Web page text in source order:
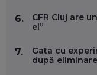
ÎNVAȚĂ
EP. 55
6.
CFR Cluj are
el”
7.
Gata cu
după